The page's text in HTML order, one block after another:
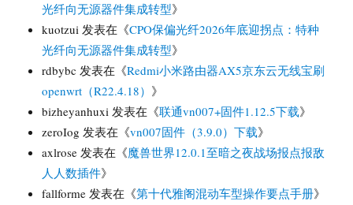
光纤向无源器件集成转型》
kuotzui 发表在《CPO保偏光纤2026年底迎拐点：特种
光纤向无源器件集成转型》
rdbybc 发表在《Redmi小米路由器AX5京东云无线宝刷
openwrt（R22.4.18） 》
bizheyanhuxi 发表在《联通vn007+固件1.12.5下载》
zeroIog 发表在《vn007固件（3.9.0）下载》
axlrose 发表在《魔兽世界12.0.1至暗之夜战场报点报敌
人人数插件》
fallforme 发表在《第十代雅阁混动车型操作要点手册》